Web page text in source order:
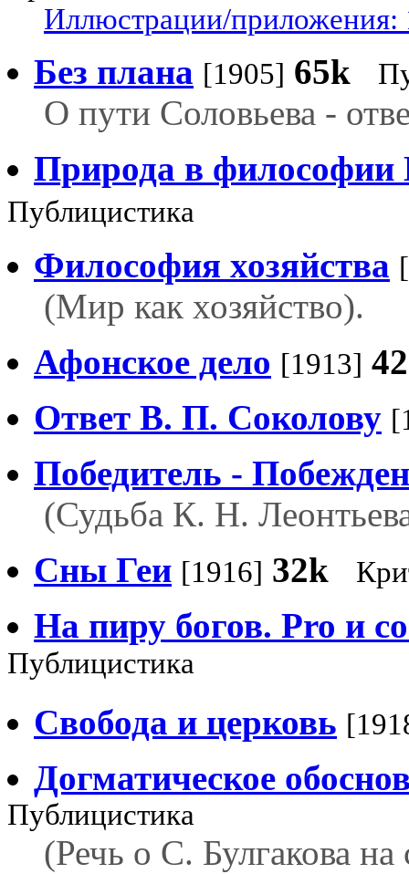
Иллюстрации/приложения:
Без плана [1905] 65k
О пути Соловьева -
Природа в философии
Публицистика
Философия хозяйства
(Мир как хозяйство).
Афонское дело [1913]
Ответ В. П. Соколову
Победитель -
(Судьба К. Н.
Сны Геи [1916] 32k
На пиру богов. Pro и
Публицистика
Свобода и церковь
Догматическое
Публицистика
(Речь о С. Булгакова на